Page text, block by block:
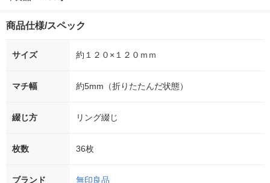
商品仕様/スペック
サイズ 約１２０×１２０ｍｍ
マチ幅 約5mm（折りたたんだ状態）
綴じ方 リング綴じ
枚数 36枚
ブランド 無印良品